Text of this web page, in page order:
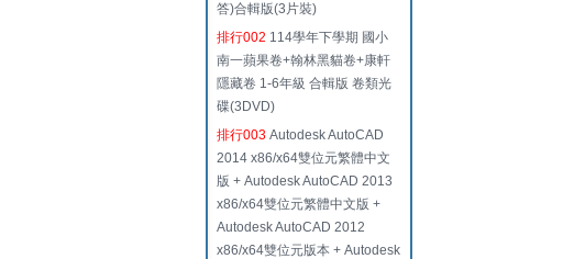
答)合輯版(3片裝)
排行002 114學年下學期 國小
南一蘋果卷+翰林黑貓卷+康軒
隱藏卷 1-6年級 合輯版 卷類光
碟(3DVD)
排行003 Autodesk AutoCAD
2014 x86/x64雙位元繁體中文
版 + Autodesk AutoCAD 2013
x86/x64雙位元繁體中文版 +
Autodesk AutoCAD 2012
x86/x64雙位元版本 + Autodesk